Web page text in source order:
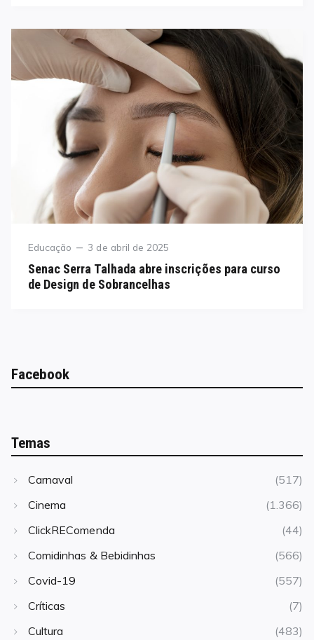
Category
Educação
Posted
3 de abril de 2025
Senac Serra Talhada abre inscrições para curso
de Design de Sobrancelhas
Facebook
Temas
Carnaval
(517)
Cinema
(1.366)
ClickREComenda
(44)
Comidinhas & Bebidinhas
(566)
Covid-19
(557)
Críticas
(7)
Cultura
(483)